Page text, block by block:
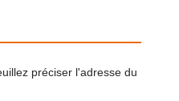
préciser l'adresse du